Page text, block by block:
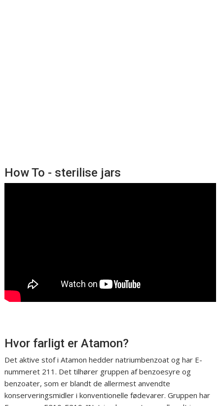
How To - sterilise jars
Hvor farligt er Atamon?
Det aktive stof i Atamon hedder natriumbenzoat og har E-
nummeret 211. Det tilhører gruppen af benzoesyre og
benzoater, som er blandt de allermest anvendte
konserveringsmidler i konventionelle fødevarer. Gruppen har